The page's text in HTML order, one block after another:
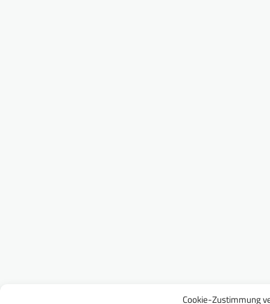
Cookie-Zustimmung